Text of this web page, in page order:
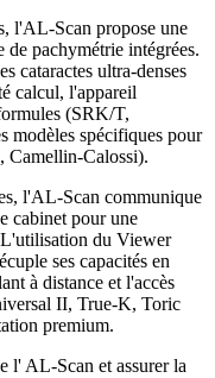
l'AL-Scan propose une
pachymétrie intégrées.
cataractes ultra-denses
calcul, l'appareil
(SRK/T,
modèles spécifiques pour
Camellin-Calossi).
l'AL-Scan communique
cabinet pour une
L'utilisation du Viewer
ses capacités en
à distance et l'accès
II, True-K, Toric
premium.
l' AL-Scan et assurer la